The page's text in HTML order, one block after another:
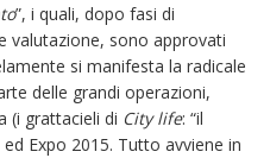
”, i quali, dopo fasi di
valutazione, sono approvati
si manifesta la radicale
delle grandi operazioni,
(i grattacieli di City life: “il
Expo 2015. Tutto avviene in